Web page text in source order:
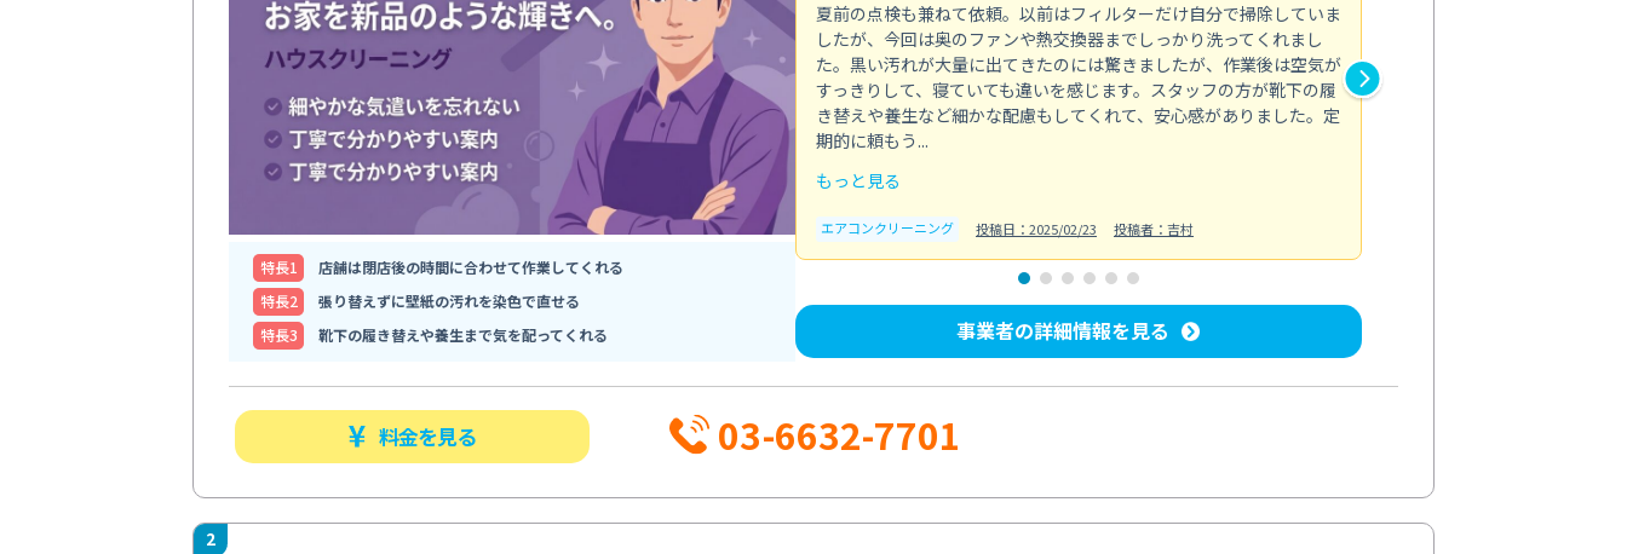
特⻑1
店舗は閉店後の時間に合わせて作業してくれる
特⻑2
張り替えずに壁紙の汚れを染色で直せる
特⻑3
靴下の履き替えや養生まで気を配ってくれる
夏前の点検も兼ねて依頼。以前はフィルターだけ自分で掃除していま
したが、今回は奥のファンや熱交換器までしっかり洗ってくれまし
た。黒い汚れが大量に出てきたのには驚きましたが、作業後は空気が
すっきりして、寝ていても違いを感じます。スタッフの方が靴下の履
き替えや養生など細かな配慮もしてくれて、安心感がありました。定
期的に頼もう...
もっと見る
エアコンクリーニング 投稿日：2025/02/23 投稿者：吉村
事業者の詳細情報を見る
料金を見る 03-6632-7701
2